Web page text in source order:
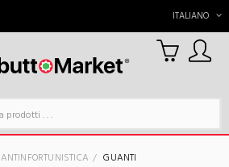
ITALIANO
0
Carrello
ANTINFORTUNISTICA GUANTI